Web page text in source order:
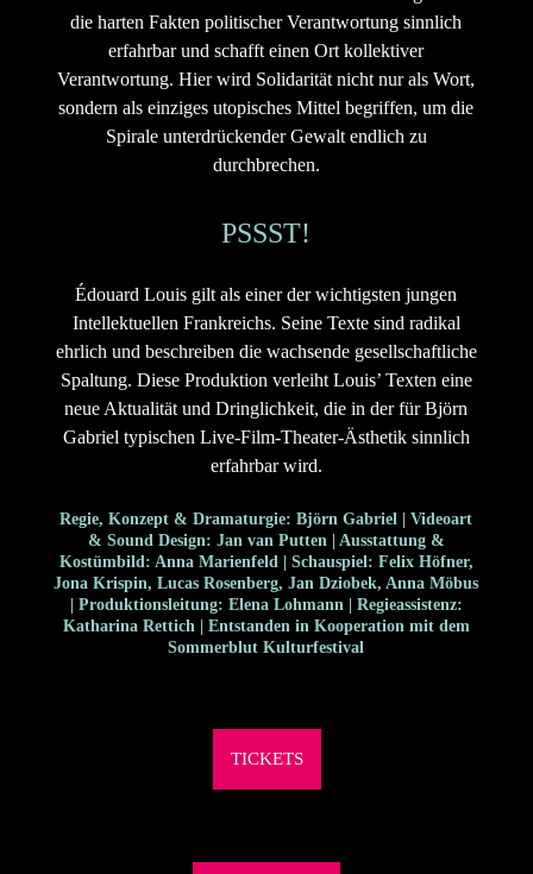
die harten Fakten politischer Verantwortung sinnlich
erfahrbar und schafft einen Ort kollektiver
Verantwortung. Hier wird Solidarität nicht nur als Wort,
sondern als einziges utopisches Mittel begriffen, um die
Spirale unterdrückender Gewalt endlich zu
durchbrechen.
PSSST!
Édouard Louis gilt als einer der wichtigsten jungen
Intellektuellen Frankreichs. Seine Texte sind radikal
ehrlich und beschreiben die wachsende gesellschaftliche
Spaltung. Diese Produktion verleiht Louis’ Texten eine
neue Aktualität und Dringlichkeit, die in der für Björn
Gabriel typischen Live-Film-Theater-Ästhetik sinnlich
erfahrbar wird.
Regie, Konzept & Dramaturgie: Björn Gabriel | Videoart
& Sound Design: Jan van Putten | Ausstattung &
Kostümbild: Anna Marienfeld | Schauspiel: Felix Höfner,
Jona Krispin, Lucas Rosenberg, Jan Dziobek, Anna Möbus
| Produktionsleitung: Elena Lohmann | Regieassistenz:
Katharina Rettich | Entstanden in Kooperation mit dem
Sommerblut Kulturfestival
TICKETS